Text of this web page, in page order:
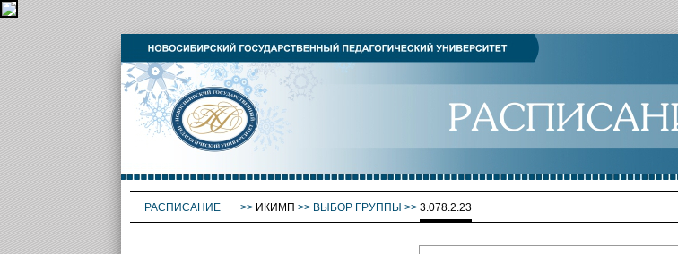
РАСПИСАНИЕ >> ИКИМП >> ВЫБОР ГРУППЫ >> 3.078.2.23